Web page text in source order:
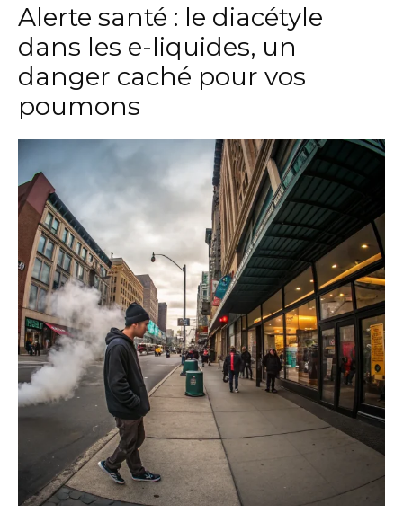
Alerte santé : le diacétyle
dans les e-liquides, un
danger caché pour vos
poumons